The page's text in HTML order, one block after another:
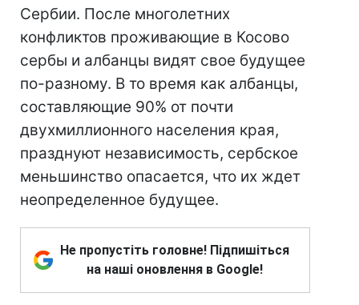
Сербии. После многолетних
конфликтов проживающие в Косово
сербы и албанцы видят свое будущее
по-разному. В то время как албанцы,
составляющие 90% от почти
двухмиллионного населения края,
празднуют независимость, сербское
меньшинство опасается, что их ждет
неопределенное будущее.
Не пропустіть головне! Підпишіться
на наші оновлення в Google!